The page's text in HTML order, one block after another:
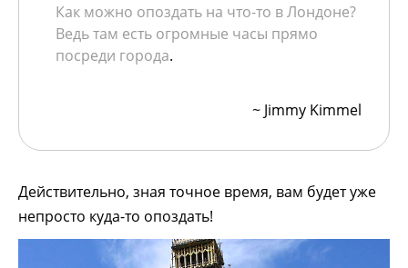
Как можно опоздать на что-то в Лондоне?
Ведь там есть огромные часы прямо
посреди города.
~ Jimmy Kimmel
Действительно, зная точное время, вам будет уже
непросто куда-то опоздать!